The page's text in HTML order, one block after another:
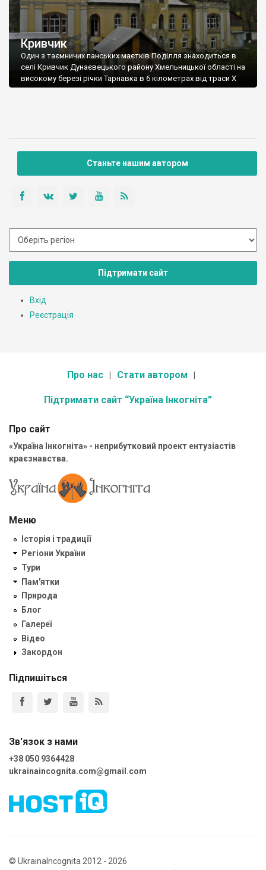
Кривчик
Один з таємничих панських маєтків Поділля знаходиться в
селі Кривчик Дунаєвецького району Хмельницької області на
високому березі річки Тарнавка в 6 кілометрах від траси Х
Станьте нашим автором
Підтримати сайт
Вхід
Реєстрація
Про нас Стати автором
Підтримати сайт “Україна Інкогніта”
Про сайт
«Україна Інкогніта» - неприбутковий проект ентузіастів
краєзнавства.
Меню
Історія і традиції
Регіони України
Тури
Пам'ятки
Природа
Блог
Галереї
Відео
Закордон
Підпишіться
Зв'язок з нами
+38 050 9364428
ukrainaincognita.com@gmail.com
© UkrainaIncognita 2012 - 2026